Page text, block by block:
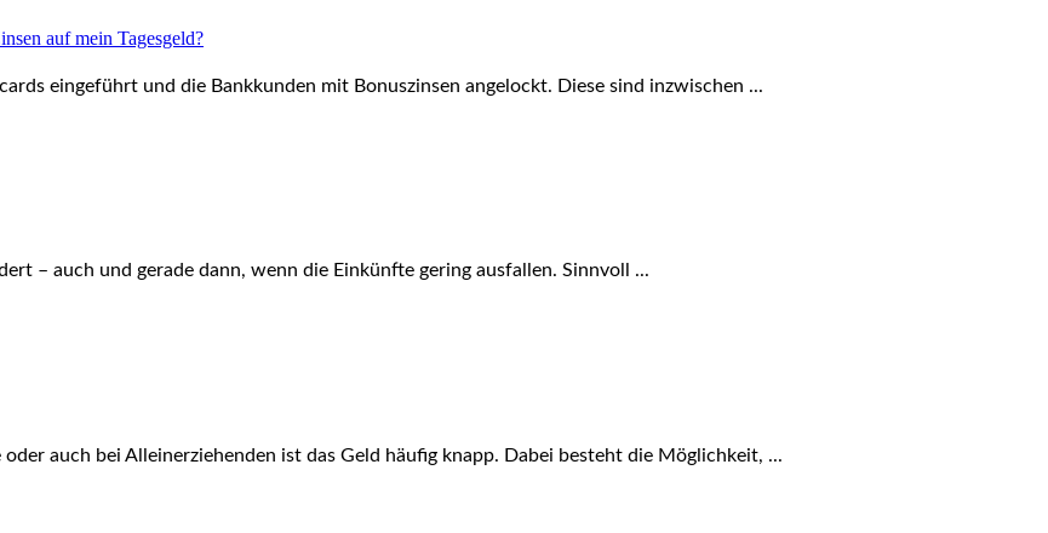
auf mein Tagesgeld?
eingeführt und die Bankkunden mit Bonuszinsen angelockt. Diese sind inzwischen ...
– auch und gerade dann, wenn die Einkünfte gering ausfallen. Sinnvoll ...
auch bei Alleinerziehenden ist das Geld häufig knapp. Dabei besteht die Möglichkeit, ...